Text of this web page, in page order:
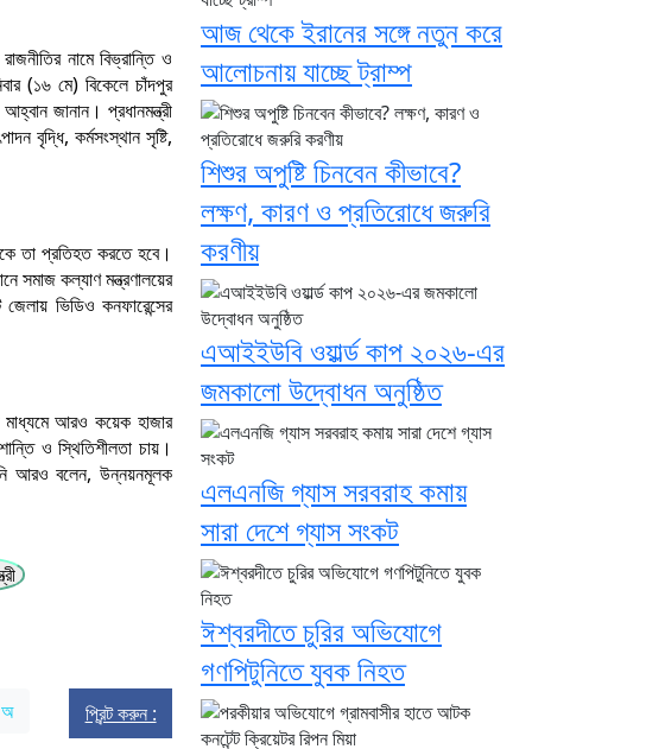
নামে বিভ্রান্তি ও
(১৬ মে) বিকেলে চাঁদপুর
জানান। প্রধানমন্ত্রী
বৃদ্ধি, কর্মসংস্থান সৃষ্টি,
তা প্রতিহত করতে হবে।
সমাজ কল্যাণ মন্ত্রণালয়ের
ভিডিও কনফারেন্সের
আরও কয়েক হাজার
ও স্থিতিশীলতা চায়।
আরও বলেন, উন্নয়নমূলক
অ প্রিন্ট করুন :
আজ থেকে ইরানের সঙ্গে নতুন করে
আলোচনায় যাচ্ছে ট্রাম্প
শিশুর অপুষ্টি চিনবেন কীভাবে?
লক্ষণ, কারণ ও প্রতিরোধে জরুরি
করণীয়
এআইইউবি ওয়ার্ল্ড কাপ ২০২৬-এর
জমকালো উদ্বোধন অনুষ্ঠিত
এলএনজি গ্যাস সরবরাহ কমায়
সারা দেশে গ্যাস সংকট
ঈশ্বরদীতে চুরির অভিযোগে
গণপিটুনিতে যুবক নিহত